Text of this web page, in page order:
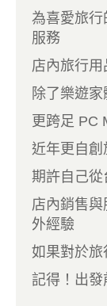
為喜愛旅行
服務
店內旅行
除了樂遊
更跨足 PC
近年更自創
期許自己從
店內銷售
外經驗
如果對於旅
記得！出發